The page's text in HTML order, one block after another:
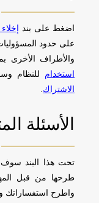
اضغط على بند
على حدود المسؤوليات
والأطراف الأخرى
استخدام للنظام
الاشتراك.
الأسئلة
تحت هذا البند سوف
طرحها من قبل
واطرح استفساراتك